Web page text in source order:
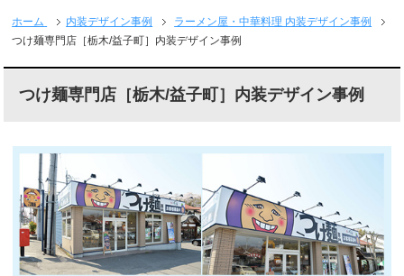
ホーム 内装デザイン事例
ラーメン屋・中華料理 内装デザイン事例
つけ麺専門店［栃木/益子町］内装デザイン事例
つけ麺専門店［栃木/益子町］内装デザイン事例